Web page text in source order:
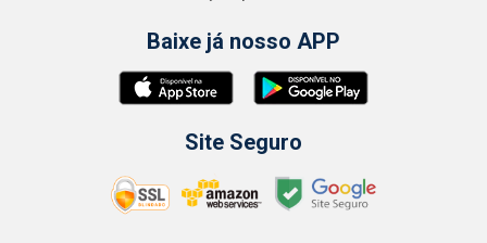
Baixe já nosso APP
Site Seguro